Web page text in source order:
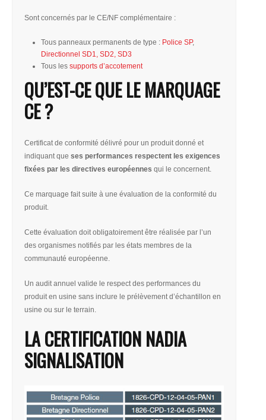
Sont concernés par le CE/NF complémentaire :
Tous panneaux permanents de type : Police SP,
Directionnel SD1, SD2, SD3
Tous lessupports d’accotement
QU’EST-CE QUE LE MARQUAGE
CE ?
Certificat de conformité délivré pour un produit donné et
indiquant que ses performances respectent les exigences
fixées par les directives européennes qui le concernent.
Ce marquage fait suite à une évaluation de la conformité du
produit.
Cette évaluation doit obligatoirement être réalisée par l’un
des organismes notifiés par les états membres de la
communauté européenne.
Un audit annuel valide le respect des performances du
produit en usine sans inclure le prélèvement d’échantillon en
usine ou sur le terrain.
LA CERTIFICATION NADIA
SIGNALISATION